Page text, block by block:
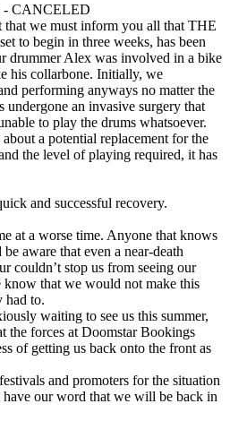
- CANCELED
that we must inform you all that THE
to begin in three weeks, has been
drummer Alex was involved in a bike
his collarbone. Initially, we
performing anyways no matter the
undergone an invasive surgery that
to play the drums whatsoever.
a potential replacement for the
the level of playing required, it has
and successful recovery.
at a worse time. Anyone that knows
aware that even a near-death
couldn’t stop us from seeing our
know that we would not make this
had to.
waiting to see us this summer,
the forces at Doomstar Bookings
of getting us back onto the front as
and promoters for the situation
our word that we will be back in